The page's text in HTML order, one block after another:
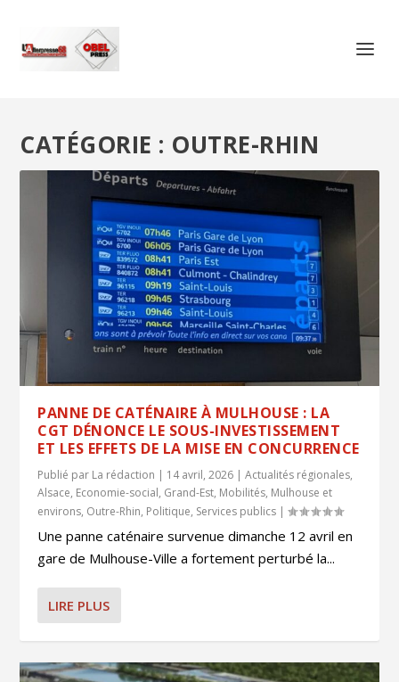
CATÉGORIE : OUTRE-RHIN
PANNE DE CATÉNAIRE À MULHOUSE : LA
CGT DÉNONCE LE SOUS-INVESTISSEMENT
ET LES EFFETS DE LA MISE EN CONCURRENCE
Publié par La rédaction | 14 avril, 2026 |Actualités régionales,
Alsace, Economie-social, Grand-Est, Mobilités, Mulhouse et
environs, Outre-Rhin, Politique, Services publics |
Une panne caténaire survenue dimanche 12 avril en
gare de Mulhouse-Ville a fortement perturbé la...
LIRE PLUS